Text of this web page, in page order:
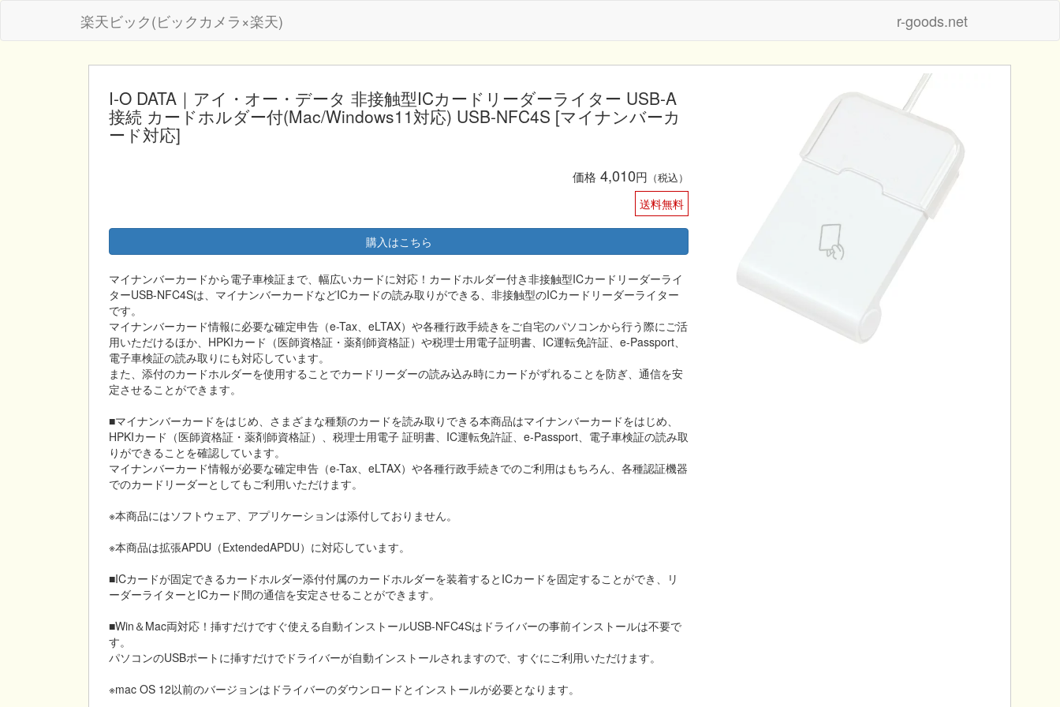
楽天ビック(ビックカメラ×楽天) r-goods.net
I-O DATA｜アイ・オー・データ 非接触型ICカードリーダーライター USB-A
接続 カードホルダー付(Mac/Windows11対応) USB-NFC4S [マイナンバーカ
ード対応]
価格 4,010円 （税込）
送料無料
購入はこちら
マイナンバーカードから電子車検証まで、幅広いカードに対応！カードホルダー付き非接触型ICカードリーダーライ
ターUSB-NFC4Sは、マイナンバーカードなどICカードの読み取りができる、非接触型のICカードリーダーライター
です。
マイナンバーカード情報に必要な確定申告（e-Tax、eLTAX）や各種行政手続きをご自宅のパソコンから行う際にご活
用いただけるほか、HPKIカード（医師資格証・薬剤師資格証）や税理士用電子証明書、IC運転免許証、e-Passport、
電子車検証の読み取りにも対応しています。
また、添付のカードホルダーを使用することでカードリーダーの読み込み時にカードがずれることを防ぎ、通信を安
定させることができます。
■マイナンバーカードをはじめ、さまざまな種類のカードを読み取りできる本商品はマイナンバーカードをはじめ、
HPKIカード（医師資格証・薬剤師資格証）、税理士用電子 証明書、IC運転免許証、e-Passport、電子車検証の読み取
りができることを確認しています。
マイナンバーカード情報が必要な確定申告（e-Tax、eLTAX）や各種行政手続きでのご利用はもちろん、各種認証機器
でのカードリーダーとしてもご利用いただけます。
※本商品にはソフトウェア、アプリケーションは添付しておりません。
※本商品は拡張APDU（ExtendedAPDU）に対応しています。
■ICカードが固定できるカードホルダー添付付属のカードホルダーを装着するとICカードを固定することができ、リ
ーダーライターとICカード間の通信を安定させることができます。
■Win＆Mac両対応！挿すだけですぐ使える自動インストールUSB-NFC4Sはドライバーの事前インストールは不要で
す。
パソコンのUSBポートに挿すだけでドライバーが自動インストールされますので、すぐにご利用いただけます。
※mac OS 12以前のバージョンはドライバーのダウンロードとインストールが必要となります。